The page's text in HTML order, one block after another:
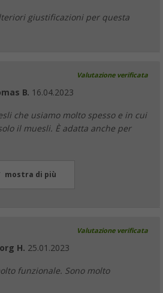
giustificazioni per questa
Valutazione verificata
B. 16.04.2023
che usiamo molto spesso e in cui
il muesli. È adatta anche per
mostra di più
Valutazione verificata
H. 25.01.2023
funzionale. Sono molto